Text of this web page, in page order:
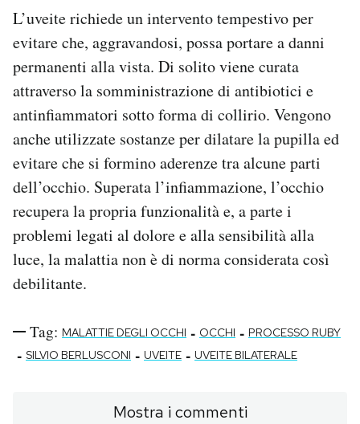
L’uveite richiede un intervento tempestivo per
evitare che, aggravandosi, possa portare a danni
permanenti alla vista. Di solito viene curata
attraverso la somministrazione di antibiotici e
antinfiammatori sotto forma di collirio. Vengono
anche utilizzate sostanze per dilatare la pupilla ed
evitare che si formino aderenze tra alcune parti
dell’occhio. Superata l’infiammazione, l’occhio
recupera la propria funzionalità e, a parte i
problemi legati al dolore e alla sensibilità alla
luce, la malattia non è di norma considerata così
debilitante.
Tag: MALATTIE DEGLI OCCHI - OCCHI - PROCESSO RUBY
- SILVIO BERLUSCONI - UVEITE - UVEITE BILATERALE
Mostra i commenti